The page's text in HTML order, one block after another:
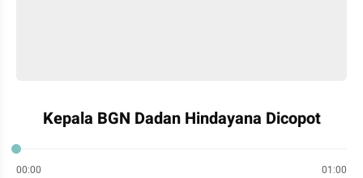
Kepala BGN Dadan Hindayana Dicopot
00:00 01:00